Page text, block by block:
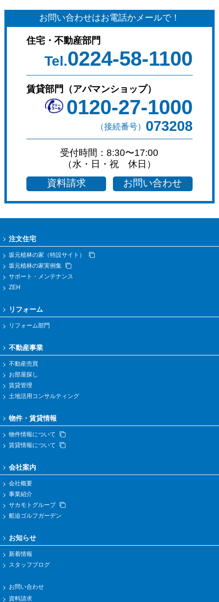
お問い合わせはお電話かメールで！
住宅・不動産部門
Tel.0224-58-1100
賃貸部門（アパマンショップ）
0120-27-1000
（接続番号） 073208
受付時間：8:30〜17:00
（水・日・祝 休日）
資料請求 お問い合わせ
注文住宅
坂元植林の家（特設サイト）
坂元植林の家実例集
サポート・メンテナンス
ZEH
リフォーム
リフォーム部門
不動産事業
不動産売買
お部屋探し
賃貸管理
土地活用コンサルティング
物件・賃貸情報
物件情報について
賃貸情報について
会社案内
会社概要
事業紹介
サカモトグループ
船迫ゴルフガーデン
お知らせ
新着情報
スタッフブログ
お問い合わせ
資料請求